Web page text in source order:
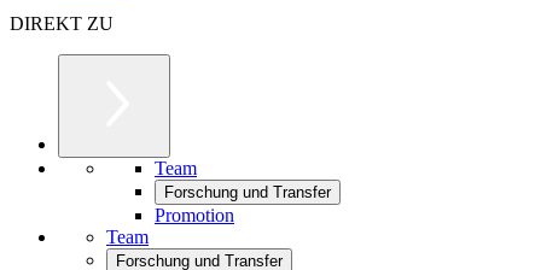
DIREKT ZU
Team
Forschung und Transfer
Promotion
Team
Forschung und Transfer